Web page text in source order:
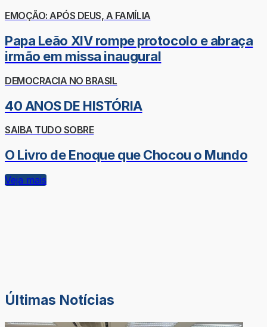
EMOÇÃO: APÓS DEUS, A FAMÍLIA
Papa Leão XIV rompe protocolo e abraça
irmão em missa inaugural
DEMOCRACIA NO BRASIL
40 ANOS DE HISTÓRIA
SAIBA TUDO SOBRE
O Livro de Enoque que Chocou o Mundo
Veja mais
Últimas Notícias